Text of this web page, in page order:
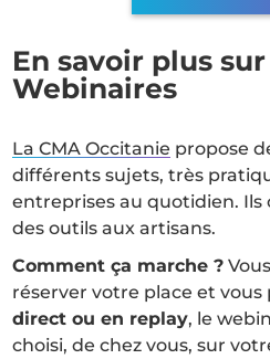
En savoir plus
Webinaires
La CMA Occitanie propose
différents sujets, très
entreprises au quotidien.
des outils aux artisans.
Comment ça marche ?
réserver votre place et
direct ou en replay, le
choisi, de chez vous, sur